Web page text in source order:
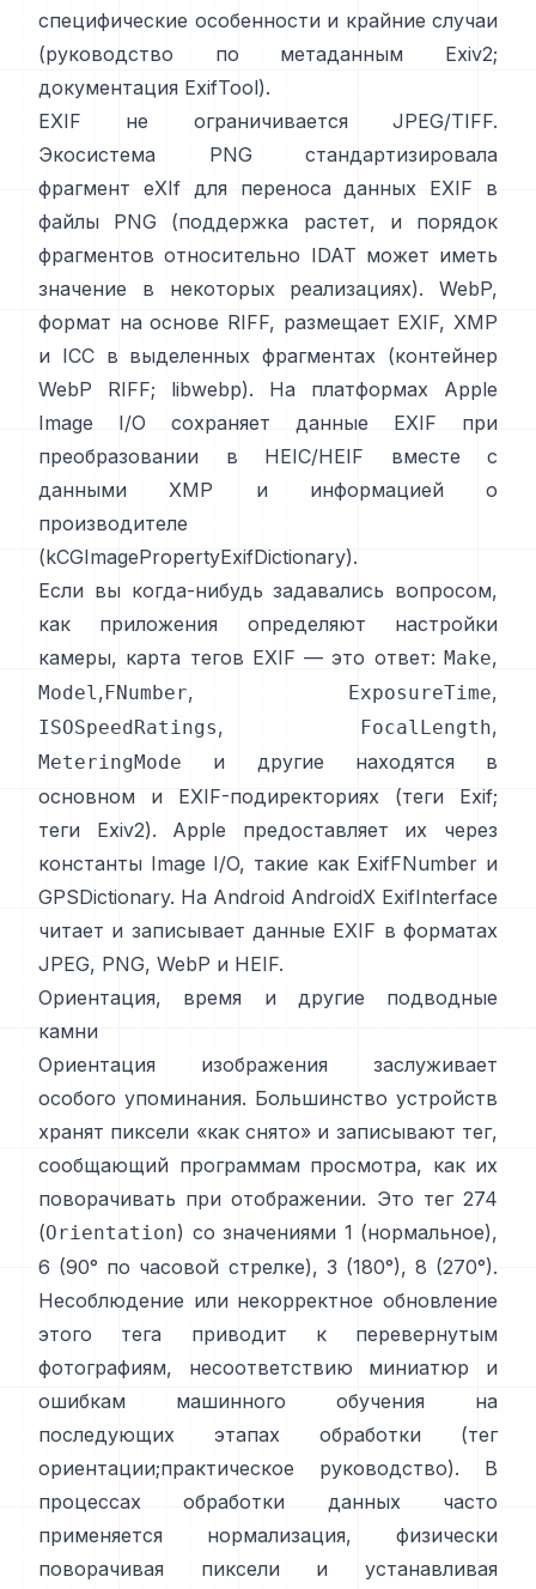
специфические особенности и крайние случаи
(руководство по метаданным Exiv2;
документация ExifTool).
EXIF не ограничивается JPEG/TIFF.
Экосистема PNG стандартизировала
фрагмент eXIfдля переноса данных EXIF в
файлы PNG (поддержка растет, и порядок
фрагментов относительно IDAT может иметь
значение в некоторых реализациях). WebP,
формат на основе RIFF, размещает EXIF, XMP
и ICC в выделенных фрагментах (контейнер
WebP RIFF; libwebp). На платформах Apple
Image I/O сохраняет данные EXIF при
преобразовании в HEIC/HEIF вместе с
данными XMP и информацией о
производителе
(kCGImagePropertyExifDictionary).
Если вы когда-нибудь задавались вопросом,
как приложения определяют настройки
камеры, карта тегов EXIF — это ответ: Make,
Model,FNumber, ExposureTime,
ISOSpeedRatings, FocalLength,
MeteringMode и другие находятся в
основном и EXIF-подиректориях (теги Exif;
теги Exiv2). Apple предоставляет их через
константы Image I/O, такие как ExifFNumber и
GPSDictionary. На Android AndroidX ExifInterface
читает и записывает данные EXIF в форматах
JPEG, PNG, WebP и HEIF.
Ориентация, время и другие подводные
камни
Ориентация изображения заслуживает
особого упоминания. Большинство устройств
хранят пиксели «как снято» и записывают тег,
сообщающий программам просмотра, как их
поворачивать при отображении. Это тег 274
(Orientation) со значениями 1 (нормальное),
6 (90° по часовой стрелке), 3 (180°), 8 (270°).
Несоблюдение или некорректное обновление
этого тега приводит к перевернутым
фотографиям, несоответствию миниатюр и
ошибкам машинного обучения на
последующих этапах обработки (тег
ориентации;практическое руководство). В
процессах обработки данных часто
применяется нормализация, физически
поворачивая пиксели и устанавливая